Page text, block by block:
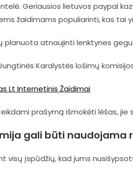
Geriausios lietuvos paypal
žaidimams populiarinti, kas tai
planuota atnaujinti lenktynes
Karalystės lošimų
Lt Internetinis Žaidimai
prašymą išmokėti lėšas, jie
gali būti naudojama
visų įspūdžių, kad jums